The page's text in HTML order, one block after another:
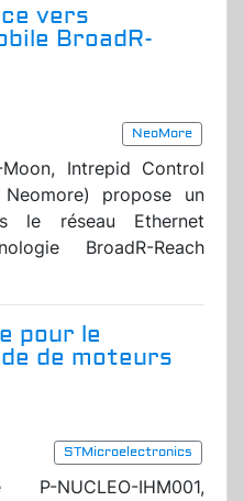
vers
BroadR-
NeoMore
Intrepid Control
propose un
le réseau Ethernet
BroadR-Reach
pour le
de moteurs
STMicroelectronics
NUCLEO-IHM001,